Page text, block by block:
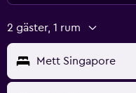
2 gäster, 1 rum
Mett Singapore